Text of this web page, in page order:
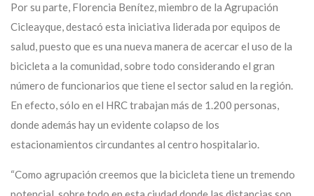
Por su parte, Florencia Benítez, miembro de la Agrupación
Cicleayque, destacó esta iniciativa liderada por equipos de
salud, puesto que es una nueva manera de acercar el uso de la
bicicleta a la comunidad, sobre todo considerando el gran
número de funcionarios que tiene el sector salud en la región.
En efecto, sólo en el HRC trabajan más de 1.200 personas,
donde además hay un evidente colapso de los
estacionamientos circundantes al centro hospitalario.
“Como agrupación creemos que la bicicleta tiene un tremendo